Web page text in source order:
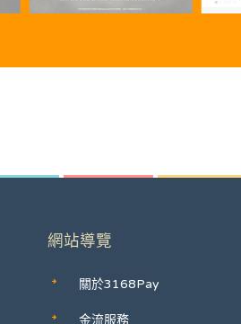
網站導覽
關於3168Pay
金流服務